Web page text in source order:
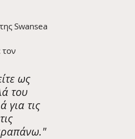
Swansea
τον
ως
του
για τις